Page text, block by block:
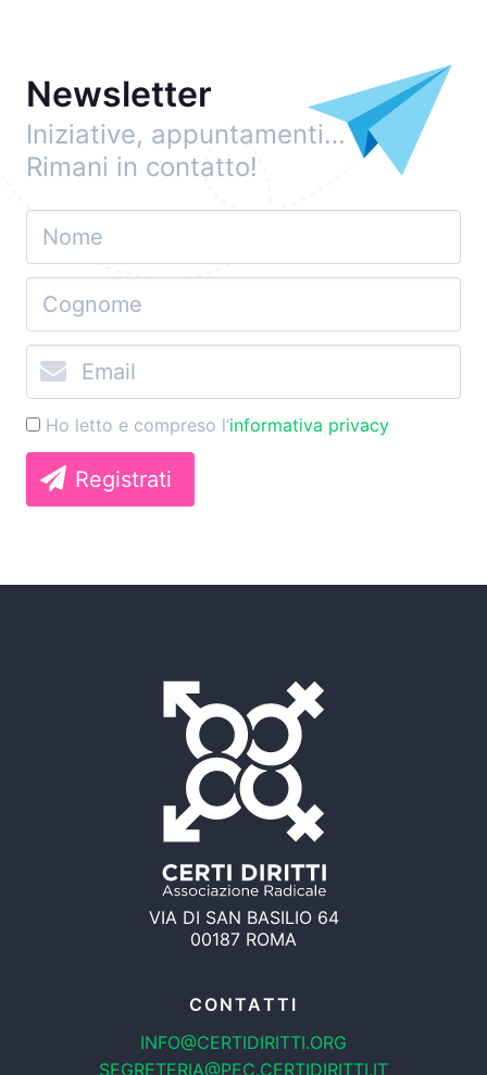
Newsletter
Iniziative, appuntamenti…
Rimani in contatto!
Ho letto e compreso l’informativa privacy
Registrati
VIA DI SAN BASILIO 64
00187 ROMA
CONTATTI
INFO@CERTIDIRITTI.ORG
SEGRETERIA@PEC.CERTIDIRITTI.IT